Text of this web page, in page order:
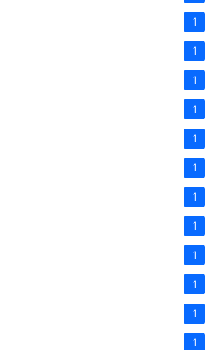
1
1
1
1
1
1
1
1
1
1
1
1